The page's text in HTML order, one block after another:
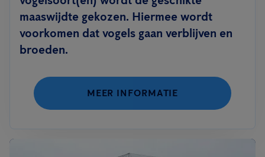
maaswijdte gekozen. Hiermee wordt
voorkomen dat vogels gaan verblijven en
broeden.
MEER INFORMATIE